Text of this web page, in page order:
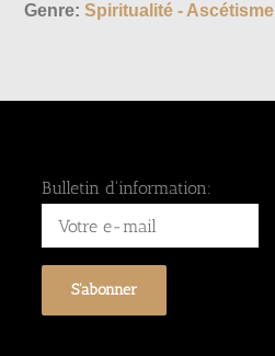
Genre: Spiritualité - Ascétisme
Bulletin d'information: